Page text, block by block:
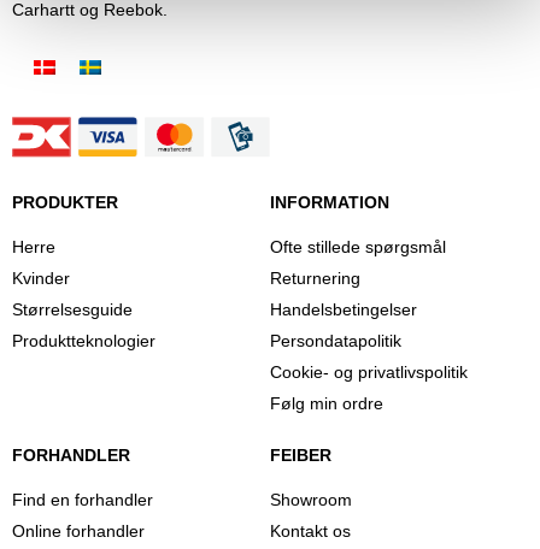
Carhartt og Reebok.
PRODUKTER
Herre
Kvinder
Størrelsesguide
Produktteknologier
INFORMATION
Ofte stillede spørgsmål
Returnering
Handelsbetingelser
Persondatapolitik
Cookie- og privatlivspolitik
Følg min ordre
FORHANDLER
Find en forhandler
Online forhandler
FEIBER
Showroom
Kontakt os